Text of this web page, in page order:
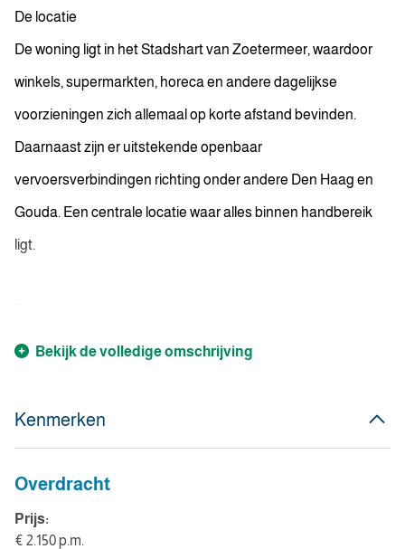
De locatie
De woning ligt in het Stadshart van Zoetermeer, waardoor
winkels, supermarkten, horeca en andere dagelijkse
voorzieningen zich allemaal op korte afstand bevinden.
Daarnaast zijn er uitstekende openbaar
vervoersverbindingen richting onder andere Den Haag en
Gouda. Een centrale locatie waar alles binnen handbereik
ligt.
Bekijk de volledige omschrijving
Kenmerken
Overdracht
Prijs:
€ 2.150 p.m.